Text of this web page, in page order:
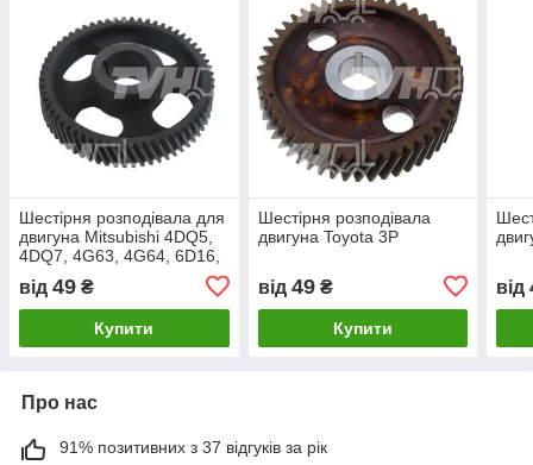
Шестірня розподівала для
двигуна Mitsubishi 4DQ5,
4DQ7, 4G63, 4G64, 6D16,
від 49 ₴
Купити
Шестірня розподівала
двигуна Toyota 3P
від 49₴
Купити
від
Про нас
91% позитивних з 37 відгуків за рік